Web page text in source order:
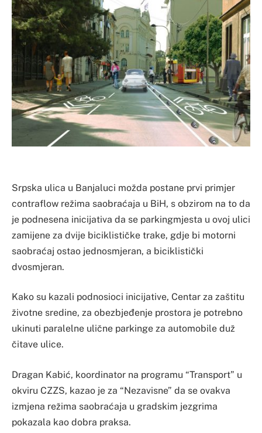
Srpska ulica u Banjaluci možda postane prvi primjer
contraflow režima saobraćaja u BiH, s obzirom na to da
je podnesena inicijativa da se parkingmjesta u ovoj ulici
zamijene za dvije biciklističke trake, gdje bi motorni
saobraćaj ostao jednosmjeran, a biciklistički
dvosmjeran.
Kako su kazali podnosioci inicijative, Centar za zaštitu
životne sredine, za obezbjeđenje prostora je potrebno
ukinuti paralelne ulične parkinge za automobile duž
čitave ulice.
Dragan Kabić, koordinator na programu “Transport” u
okviru CZZS, kazao je za “Nezavisne” da se ovakva
izmjena režima saobraćaja u gradskim jezgrima
pokazala kao dobra praksa.